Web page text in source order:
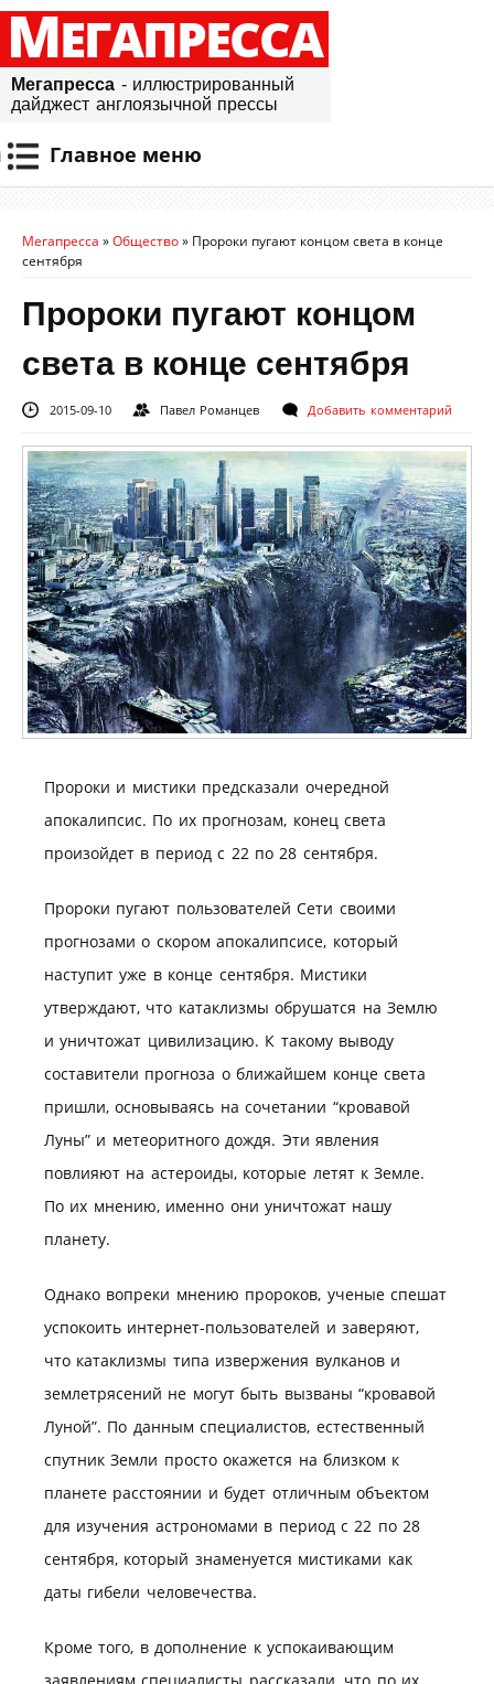
МЕГАПРЕССА
Мегапресса - иллюстрированный
дайджест англоязычной прессы
Главное меню
Мегапресса »Общество» Пророки пугают концом света в конце
сентября
Пророки пугают концом
света в конце сентября
2015-09-10 Павел Романцев Добавить комментарий
Пророки и мистики предсказали очередной
апокалипсис. По их прогнозам, конец света
произойдет в период с 22 по 28 сентября.
Пророки пугают пользователей Сети своими
прогнозами о скором апокалипсисе, который
наступит уже в конце сентября. Мистики
утверждают, что катаклизмы обрушатся на Землю
и уничтожат цивилизацию. К такому выводу
составители прогноза о ближайшем конце света
пришли, основываясь на сочетании “кровавой
Луны” и метеоритного дождя. Эти явления
повлияют на астероиды, которые летят к Земле.
По их мнению, именно они уничтожат нашу
планету.
Однако вопреки мнению пророков, ученые спешат
успокоить интернет-пользователей и заверяют,
что катаклизмы типа извержения вулканов и
землетрясений не могут быть вызваны “кровавой
Луной”. По данным специалистов, естественный
спутник Земли просто окажется на близком к
планете расстоянии и будет отличным объектом
для изучения астрономами в период с 22 по 28
сентября, который знаменуется мистиками как
даты гибели человечества.
Кроме того, в дополнение к успокаивающим